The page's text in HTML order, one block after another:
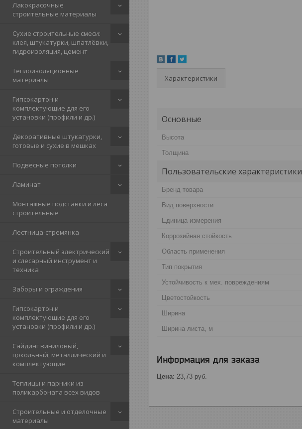
Лакокрасочные
строительные материалы
Сухие строительные смеси:
клея, штукатурки, шпатлёвки,
гидроизоляция, цемент
Теплоизоляционные
материалы
Гипсокартон и
комплектующие для его
установки (профили и др.)
Декоративные штукатурки,
готовые и сухие в мешках
Подвесные потолки
Ламинат
Монтажные подставки и леса
строительные
Лестница-стремянка
Строительный электрический
и слесарный инструмент и
техника
Заборы и ограждения
Гипсокартон и
комплектующие для его
установки (профили и др.)
Сайдинг виниловый,
цокольный, металлический и
комплектующие
Теплицы и парники из
поликарбоната всех видов
Строительные и отделочные
материалы
Характеристики
Основные
Высота
Толщина
Пользовательские характеристики
Бренд товара
Вид поверхности
Единица измерения
Коррозийная стойкость
Область применения
Тип покрытия
Устойчивость к мех. повреждениям
Цветостойкость
Ширина
Ширина листа, м
Информация для заказа
Цена: 23,73 руб.